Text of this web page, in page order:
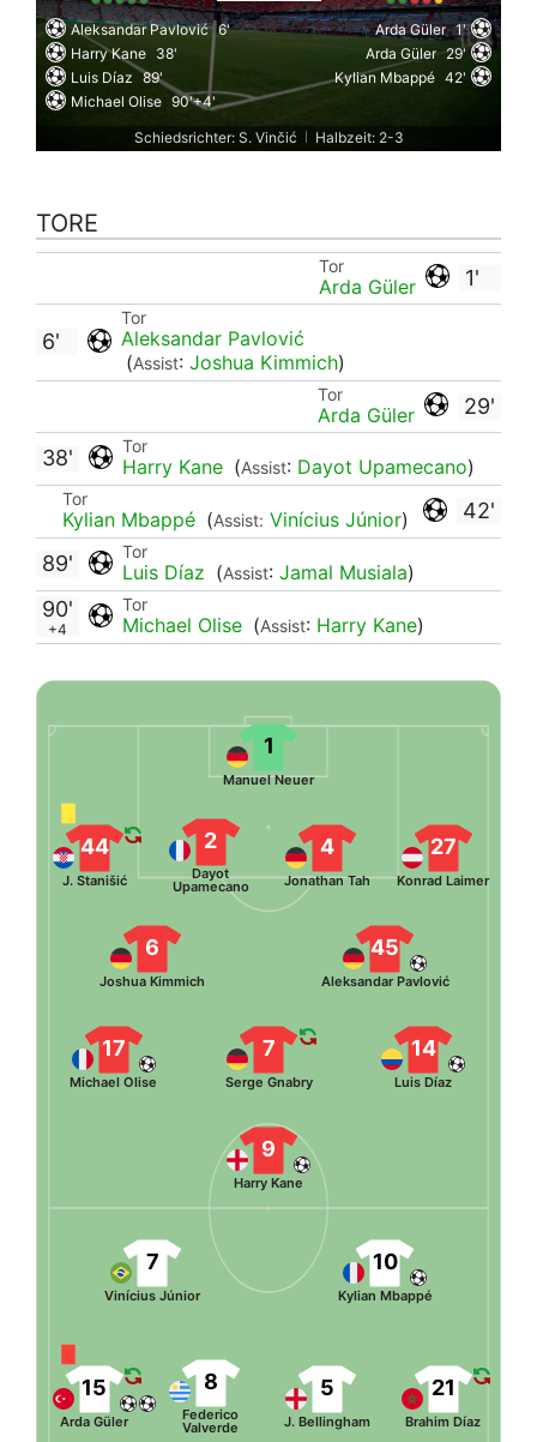
Aleksandar Pavlović 6'
Harry Kane 38'
Luis Díaz 89'
Michael Olise 90'+4'
Arda Güler 1'
Arda Güler 29'
Kylian Mbappé 42'
Schiedsrichter: S. Vinčić Halbzeit: 2-3
TORE
1'
Tor
Arda Güler
Tor
Aleksandar Pavlović
(Assist: Joshua Kimmich)
6'
29'
Tor
Arda Güler
Tor
Harry Kane (Assist: Dayot Upamecano)
38'
42'
Tor
Kylian Mbappé (Assist: Vinícius Júnior)
Tor
Luis Díaz (Assist: Jamal Musiala)
89'
Tor
Michael Olise (Assist: Harry Kane)
90'
+4
1
Manuel Neuer
27
Konrad Laimer
4
Jonathan Tah
2
Dayot
Upamecano
44
J. Stanišić
45
Aleksandar Pavlović
6
Joshua Kimmich
14
Luis Díaz
7
Serge Gnabry
17
Michael Olise
9
Harry Kane
15
Arda Güler
8
Federico
Valverde
5
J. Bellingham
21
Brahim Díaz
7
Vinícius Júnior
10
Kylian Mbappé